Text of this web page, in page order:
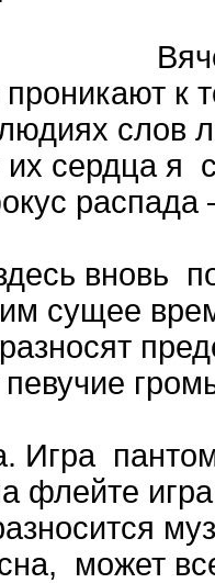
к
слов
сердца я
вновь
сущее
Игра
флейте
может